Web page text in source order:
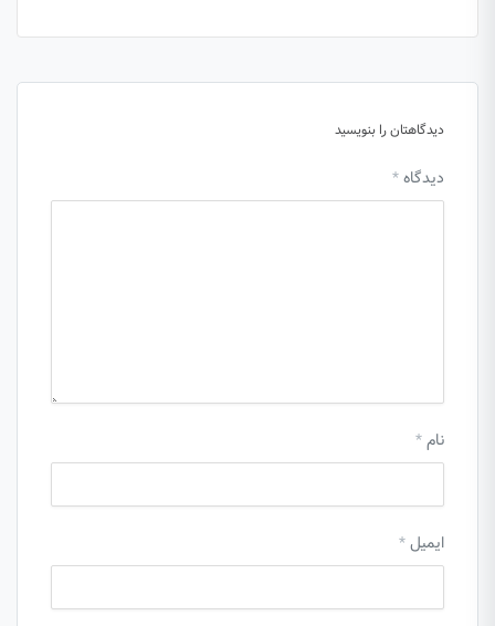
دیدگاهتان را بنویسید
دیدگاه*
نام*
ایمیل*